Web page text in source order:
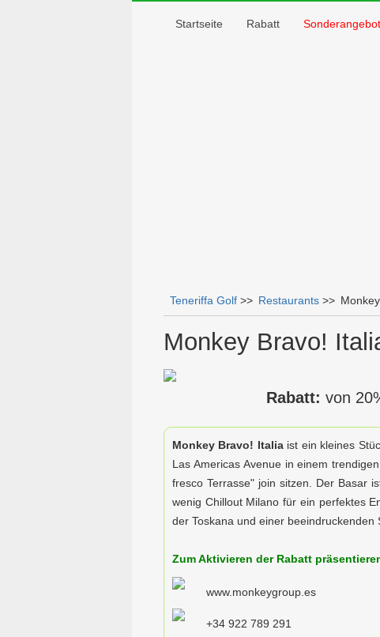
Startseite
Rabatt
Teneriffa Golf >> Restaurants >>
Monkey Bravo!
Rabatt: von
Monkey Bravo! Italiaist ein kleines
Las Americas Avenue in einem
fresco Terrasse" join sitzen. Der Basar
wenig Chillout Milano für ein perfektes
der Toskana und einer beeindruckenden
Zum Aktivieren der Rabatt
www.monkeygroup.es
+34 922 789 291